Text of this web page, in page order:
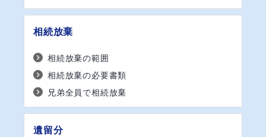
相続放棄
相続放棄の範囲
相続放棄の必要書類
兄弟全員で相続放棄
遺留分